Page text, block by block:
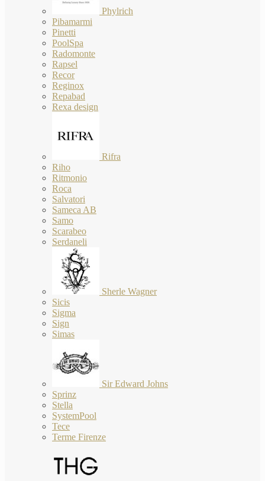
Phylrich
Pibamarmi
Pinetti
PoolSpa
Radomonte
Rapsel
Recor
Reginox
Repabad
Rexa design
Rifra
Riho
Ritmonio
Roca
Salvatori
Sameca AB
Samo
Scarabeo
Serdaneli
Sherle Wagner
Sicis
Sigma
Sign
Simas
Sir Edward Johns
Sprinz
Stella
SystemPool
Tece
Terme Firenze